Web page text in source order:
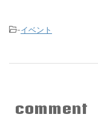
-イベント
comment